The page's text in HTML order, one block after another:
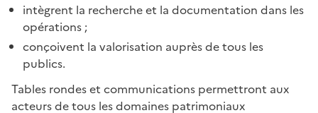
intègrent la recherche et la documentation dans les
opérations ;
conçoivent la valorisation auprès de tous les
publics.
Tables rondes et communications permettront aux
acteurs de tous les domaines patrimoniaux